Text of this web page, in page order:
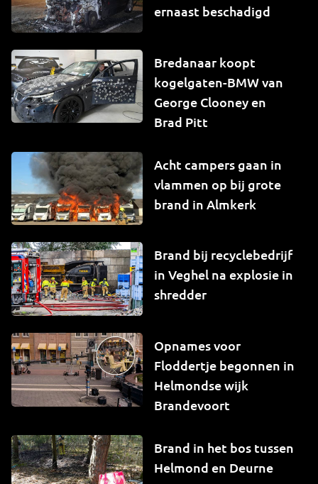
ernaast beschadigd
Bredanaar koopt
kogelgaten-BMW van
George Clooney en
Brad Pitt
Acht campers gaan in
vlammen op bij grote
brand in Almkerk
Brand bij recyclebedrijf
in Veghel na explosie in
shredder
Opnames voor
Floddertje begonnen in
Helmondse wijk
Brandevoort
Brand in het bos tussen
Helmond en Deurne